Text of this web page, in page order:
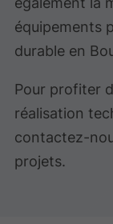
équipements
durable en
Pour profiter
réalisation
contactez-
projets.